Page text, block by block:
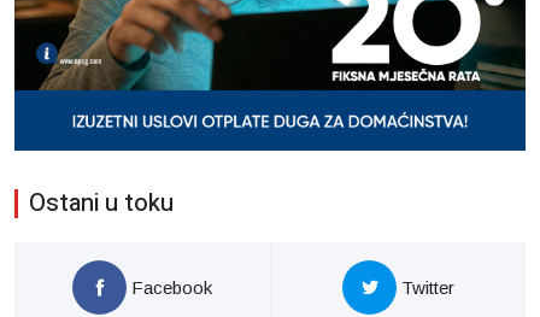
Ostani u toku
Facebook Twitter